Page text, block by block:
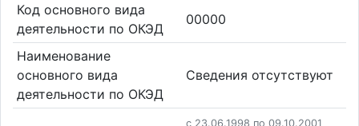
Код основного вида
деятельности по ОКЭД
00000
Наименование
основного вида
деятельности по ОКЭД
Cведения отсутствуют
c 23.06.1998 по 09.10.2001